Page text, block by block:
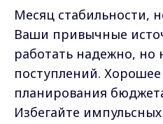
Месяц стабильности,
Ваши привычные
работать надежно, но
поступлений.
планирования
Избегайте